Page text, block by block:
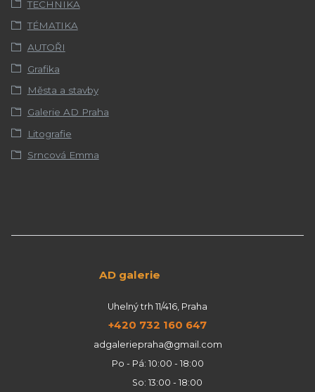
TECHNIKA
TÉMATIKA
AUTOŘI
Grafika
Města a stavby
Galerie AD Praha
Litografie
Srncová Emma
AD galerie
Uhelný trh 11/416, Praha
+420 732 160 647
adgaleriepraha@gmail.com
Po - Pá: 10:00 - 18:00
So: 13:00 - 18:00